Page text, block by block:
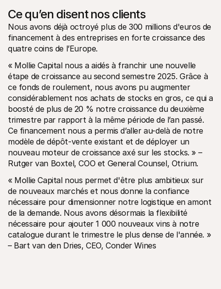
Ce qu’en disent nos clients
Nous avons déjà octroyé plus de 300 millions d'euros de
financement à des entreprises en forte croissance des
quatre coins de l’Europe.
« Mollie Capital nous a aidés à franchir une nouvelle
étape de croissance au second semestre 2025. Grâce à
ce fonds de roulement, nous avons pu augmenter
considérablement nos achats de stocks en gros, ce qui a
boosté de plus de 20 % notre croissance du deuxième
trimestre par rapport à la même période de l’an passé.
Ce financement nous a permis d’aller au-delà de notre
modèle de dépôt-vente existant et de déployer un
nouveau moteur de croissance axé sur les stocks. » –
Rutger van Boxtel, COO et General Counsel, Otrium.
« Mollie Capital nous permet d'être plus ambitieux sur
de nouveaux marchés et nous donne la confiance
nécessaire pour dimensionner notre logistique en amont
de la demande. Nous avons désormais la flexibilité
nécessaire pour ajouter 1 000 nouveaux vins à notre
catalogue durant le trimestre le plus dense de l'année. »
– Bart van den Dries, CEO, Conder Wines